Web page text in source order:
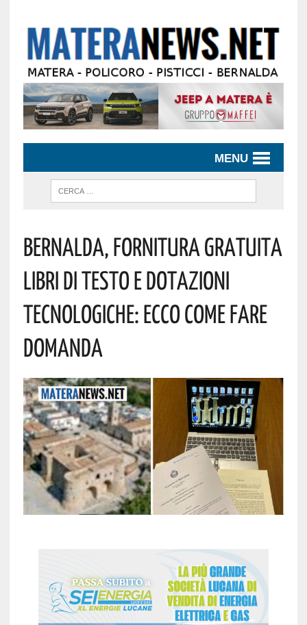
MENU
Bernalda, Fornitura Gratuita
Libri Di Testo E Dotazioni
Tecnologiche: Ecco Come Fare
Domanda